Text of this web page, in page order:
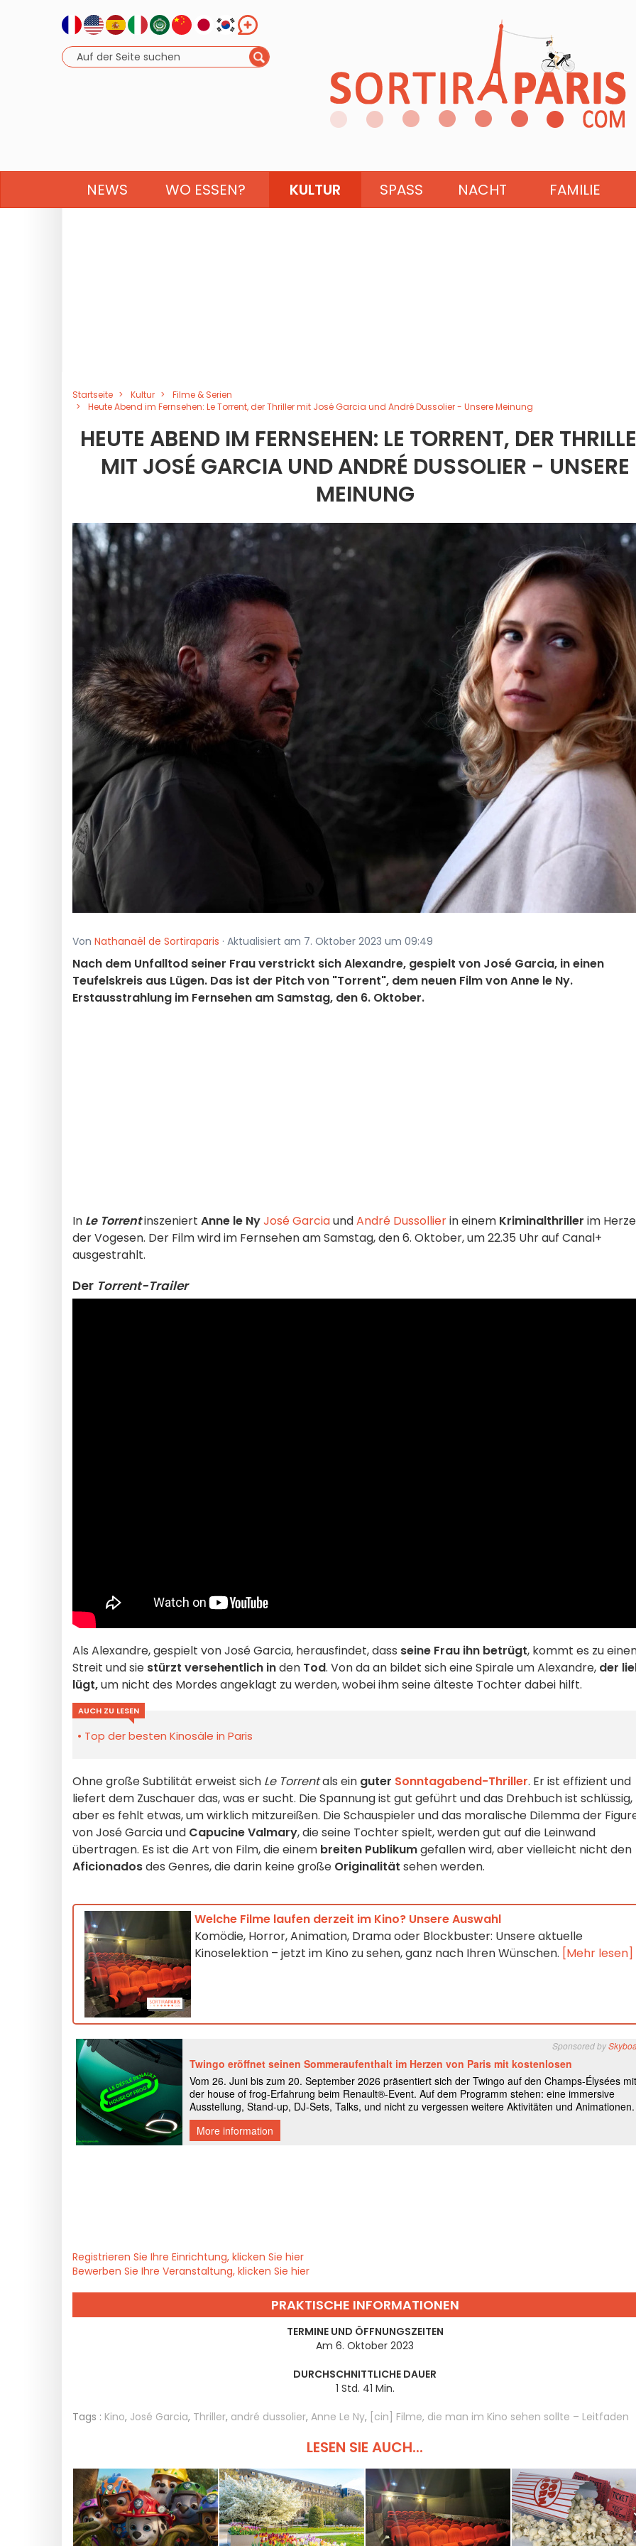
NEWS WO ESSEN? KULTUR SPASS NACHT FAMILIE
Startseite Kultur
Filme & Serien
Heute Abend im Fernsehen: Le Torrent, der Thriller mit José Garcia und André Dussolier - Unsere Meinung
HEUTE ABEND IM FERNSEHEN: LE TORRENT, DER
MIT JOSÉ GARCIA UND ANDRÉ DUSSOLIER - UNSERE
MEINUNG
Von Nathanaël de Sortiraparis · Aktualisiert am 7. Oktober 2023 um 09:49
Nach dem Unfalltod seiner Frau verstrickt sich Alexandre, gespielt von José Garcia, in einen
Teufelskreis aus Lügen. Das ist der Pitch von "Torrent", dem neuen Film von Anne le Ny.
Erstausstrahlung im Fernsehen am Samstag, den 6. Oktober.
In Le Torrentinszeniert Anne le NyJosé GarciaundAndré Dussollierin einem Kriminalthriller im
der Vogesen. Der Film wird im Fernsehen am Samstag, den 6. Oktober, um 22.35 Uhr auf Canal+
ausgestrahlt.
Der Torrent-Trailer
Als Alexandre, gespielt von José Garcia, herausfindet, dass seine Frau ihn betrügt, kommt es zu
Streit und sie stürzt versehentlich inden Tod. Von da an bildet sich eine Spirale um Alexandre, der
lügt,um nicht des Mordes angeklagt zu werden, wobei ihm seine älteste Tochter dabei hilft.
AUCH ZU LESEN
Top der besten Kinosäle in Paris
Ohne große Subtilität erweist sich Le Torrentals ein guter Sonntagabend-Thriller. Er ist effizient und
liefert dem Zuschauer das, was er sucht. Die Spannung ist gut geführt und das Drehbuch ist schlüssig,
aber es fehlt etwas, um wirklich mitzureißen. Die Schauspieler und das moralische Dilemma der
von José Garcia und Capucine Valmary, die seine Tochter spielt, werden gut auf die Leinwand
übertragen. Es ist die Art von Film, die einem breiten Publikumgefallen wird, aber vielleicht nicht den
Aficionadosdes Genres, die darin keine große Originalität sehen werden.
Welche Filme laufen derzeit im Kino? Unsere Auswahl
Komödie, Horror, Animation, Drama oder Blockbuster: Unsere aktuelle
Kinoselektion – jetzt im Kino zu sehen, ganz nach Ihren Wünschen. [Mehr lesen]
Registrieren Sie Ihre Einrichtung, klicken Sie hier
Bewerben Sie Ihre Veranstaltung, klicken Sie hier
PRAKTISCHE INFORMATIONEN
TERMINE UND ÖFFNUNGSZEITEN
Am 6. Oktober 2023
DURCHSCHNITTLICHE DAUER
1 Std. 41 Min.
Tags : Kino, José Garcia, Thriller, andré dussolier, Anne Le Ny, [cin] Filme, die man im Kino sehen sollte – Leitfaden
LESEN SIE AUCH...